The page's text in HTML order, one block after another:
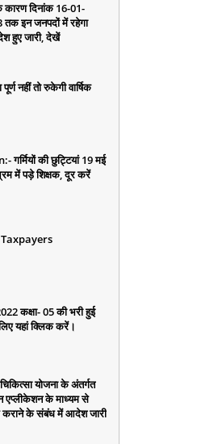
दिनांक 16-01-
इन जनपदों में रहेगा
हुए जारी, देखें
पूर्ण नहीं तो रुकेगी वार्षिक
की छुट्टियां 19 मई
में पड़े शिक्षक, दूर करें
कक्षा- 05 की भरी हुई
यहां क्लिक करें।
योजना के अंतर्गत
एप्लीकेशन के माध्यम से
कराने के संबंध में आदेश जारी